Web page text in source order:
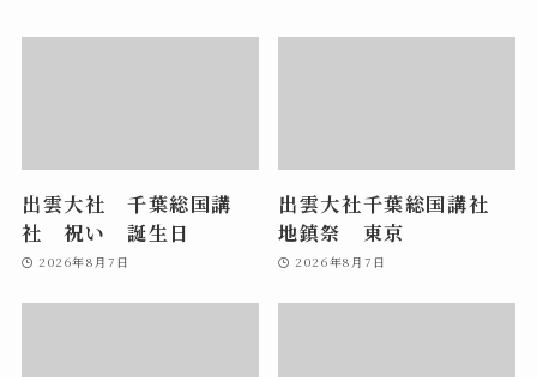
出雲大社 千葉総国講
社 祝い 誕生日
2026年8月7日
出雲大社千葉総国講社
地鎮祭 東京
2026年8月7日